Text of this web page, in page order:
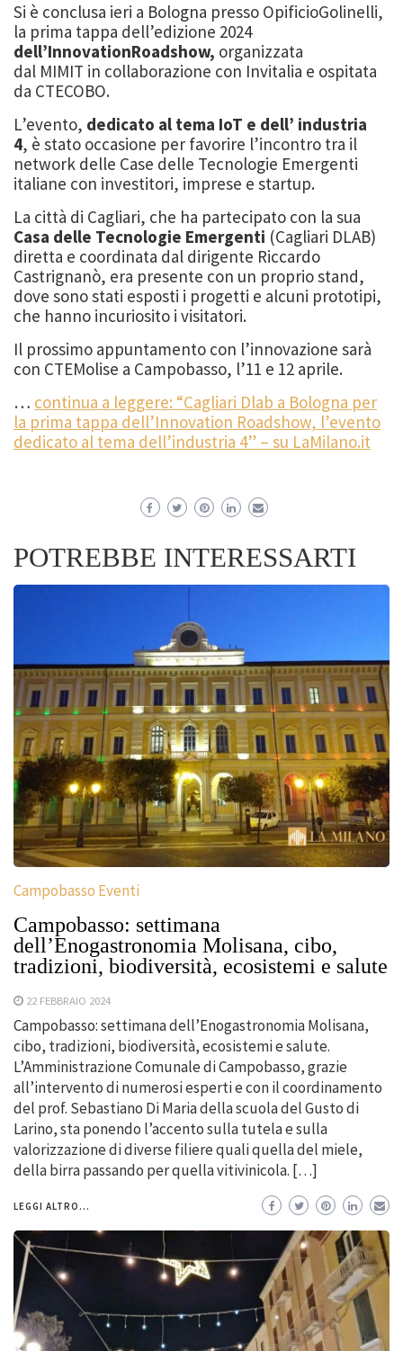
Si è conclusa ieri a Bologna presso OpificioGolinelli,
la prima tappa dell’edizione 2024
dell’InnovationRoadshow, organizzata
dal MIMIT in collaborazione con Invitalia e ospitata
da CTECOBO.
L’evento, dedicato al tema IoT e dell’ industria
4, è stato occasione per favorire l’incontro tra il
network delle Case delle Tecnologie Emergenti
italiane con investitori, imprese e startup.
La città di Cagliari, che ha partecipato con la sua
Casa delle Tecnologie Emergenti (Cagliari DLAB)
diretta e coordinata dal dirigente Riccardo
Castrignanò, era presente con un proprio stand,
dove sono stati esposti i progetti e alcuni prototipi,
che hanno incuriosito i visitatori.
Il prossimo appuntamento con l’innovazione sarà
con CTEMolise a Campobasso, l’11 e 12 aprile.
… continua a leggere: “Cagliari Dlab a Bologna per
la prima tappa dell’Innovation Roadshow, l’evento
dedicato al tema dell’industria 4” – su LaMilano.it
POTREBBE INTERESSARTI
Campobasso Eventi
Campobasso: settimana
dell’Enogastronomia Molisana, cibo,
tradizioni, biodiversità, ecosistemi e salute
22 FEBBRAIO 2024
Campobasso: settimana dell’Enogastronomia Molisana,
cibo, tradizioni, biodiversità, ecosistemi e salute.
L’Amministrazione Comunale di Campobasso, grazie
all’intervento di numerosi esperti e con il coordinamento
del prof. Sebastiano Di Maria della scuola del Gusto di
Larino, sta ponendo l’accento sulla tutela e sulla
valorizzazione di diverse filiere quali quella del miele,
della birra passando per quella vitivinicola. […]
LEGGI ALTRO...